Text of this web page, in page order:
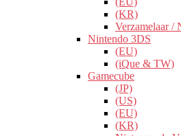
(KR)
Verzamelaar /
Nintendo 3DS
(EU)
(iQue & TW)
Gamecube
(JP)
(US)
(EU)
(KR)